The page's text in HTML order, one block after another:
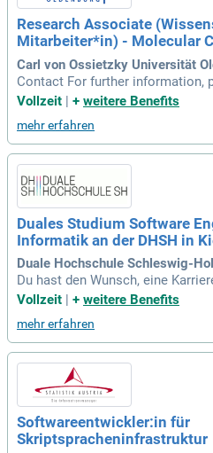
Research Associate
Mitarbeiter*in) - Molecular
Carl von Ossietzky Universität
Contact For further information,
sileva (mira.vasileva@uni-
Vollzeit | + weitere Benefits
mehr erfahren
Duales Studium Software
Informatik an der DHSH in
Duale Hochschule Schleswig-
Du hast den Wunsch, eine
onstechnologie zu starten? Dann
n Informatik /Software
Vollzeit | + weitere Benefits
mehr erfahren
Softwareentwickler:in für
Skriptspracheninfrastruktur